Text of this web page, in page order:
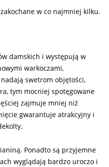
w co najmniej kilku.
damskich i występują w
warkoczami,
swetrom objętości,
tym mocniej spotęgowane
zajmuje mniej niż
gwarantuje atrakcyjny i
Ponadto są przyjemne
wyglądają bardzo uroczo i